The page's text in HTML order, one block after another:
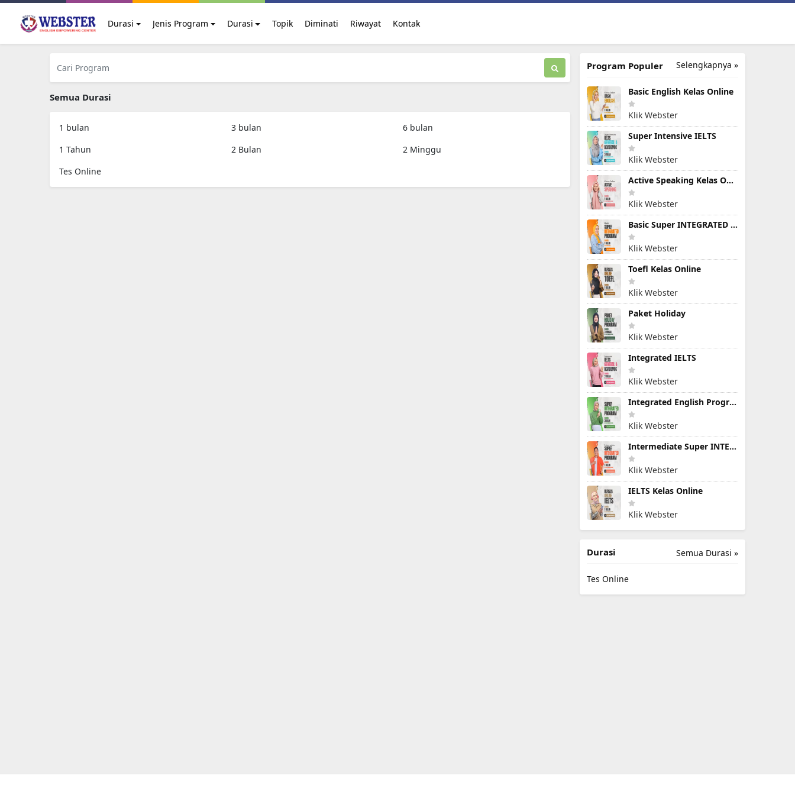
Durasi Jenis Program Durasi Topik Diminati Riwayat Kontak
Semua Durasi
1 bulan 3 bulan
6 bulan
1 Tahun
2 Bulan
2 Minggu
Tes Online
Selengkapnya »
Program Populer
Basic English Kelas Online
Klik Webster
Super Intensive IELTS
Klik Webster
Active Speaking Kelas Online
Klik Webster
Basic Super INTEGRATED PROGRAM
Klik Webster
Toefl Kelas Online
Klik Webster
Paket Holiday
Klik Webster
Integrated IELTS
Klik Webster
Integrated English Program
Klik Webster
Intermediate Super INTEGRATED PROGRAM
Klik Webster
IELTS Kelas Online
Klik Webster
Semua Durasi »
Durasi
Tes Online